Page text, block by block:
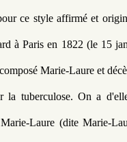
ce style affirmé et
à Paris en 1822 (le 15
Marie-Laure et
la tuberculose. On a
Laure (dite Marie-